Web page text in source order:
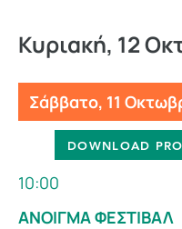
Κυριακή, 12
Σάββατο, 11
DOWNLOAD
10:00
ΑΝΟΙΓΜΑ ΦΕΣΤΙΒΑΛ